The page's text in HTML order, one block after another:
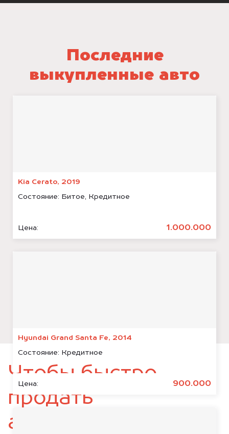
Последние
выкупленные авто
Kia Cerato, 2019
Состояние: Битое, Кредитное
Цена: 1.000.000
Hyundai Grand Santa Fe, 2014
Состояние: Кредитное
Цена: 900.000
Чтобы быстро
продать
автомобиль,